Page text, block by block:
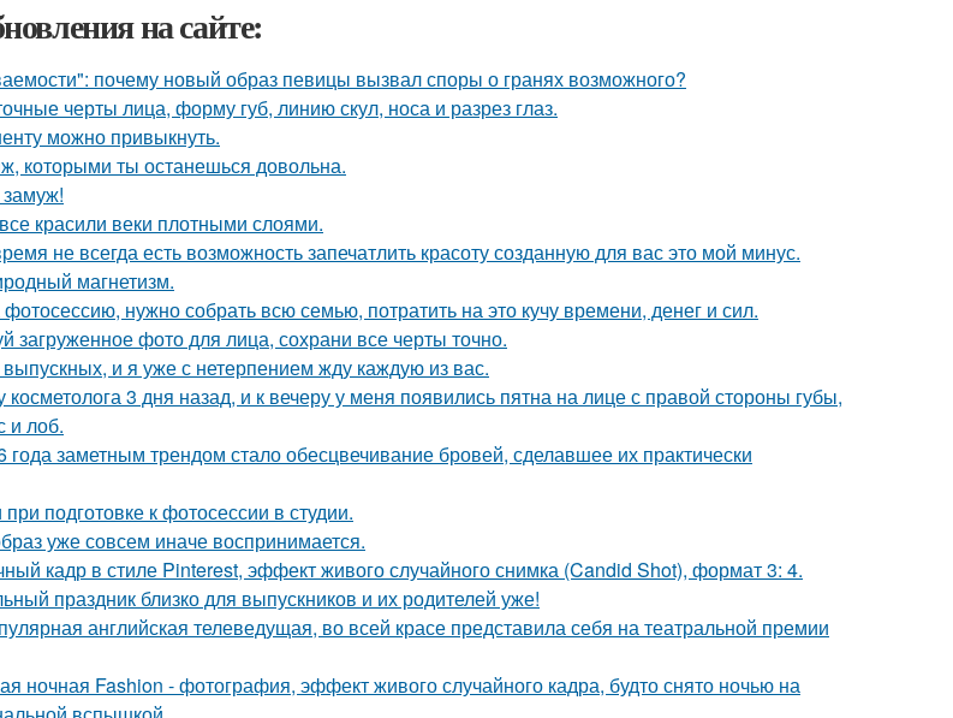
на сайте:
почему новый образ певицы вызвал споры о гранях возможного?
черты лица, форму губ, линию скул, носа и разрез глаз.
можно привыкнуть.
которыми ты останешься довольна.
красили веки плотными слоями.
не всегда есть возможность запечатлить красоту созданную для вас это мой минус.
магнетизм.
нужно собрать всю семью, потратить на это кучу времени, денег и сил.
загруженное фото для лица, сохрани все черты точно.
и я уже с нетерпением жду каждую из вас.
косметолога 3 дня назад, и к вечеру у меня появились пятна на лице с правой стороны губы,
и лоб.
года заметным трендом стало обесцвечивание бровей, сделавшее их практически
подготовке к фотосессии в студии.
уже совсем иначе воспринимается.
кадр в стиле Pinterest, эффект живого случайного снимка (Candid Shot), формат 3: 4.
праздник близко для выпускников и их родителей уже!
английская телеведущая, во всей красе представила себя на театральной премии
ночная Fashion - фотография, эффект живого случайного кадра, будто снято ночью на